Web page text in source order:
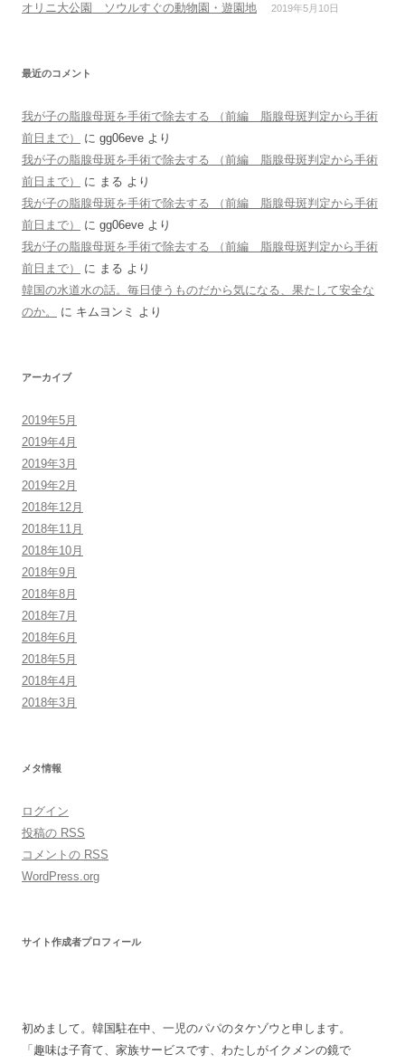
オリニ大公園 ソウルすぐの動物園・遊園地 2019年5月10日
最近のコメント
我が子の脂腺母斑を手術で除去する （前編 脂腺母斑判定から手術
前日まで）
に gg06eve より
我が子の脂腺母斑を手術で除去する （前編 脂腺母斑判定から手術
前日まで）
に まる より
我が子の脂腺母斑を手術で除去する （前編 脂腺母斑判定から手術
前日まで）
に gg06eve より
我が子の脂腺母斑を手術で除去する （前編 脂腺母斑判定から手術
前日まで）
に まる より
韓国の水道水の話。毎日使うものだから気になる、果たして安全な
のか。
に キムヨンミ より
アーカイブ
2019年5月
2019年4月
2019年3月
2019年2月
2018年12月
2018年11月
2018年10月
2018年9月
2018年8月
2018年7月
2018年6月
2018年5月
2018年4月
2018年3月
メタ情報
ログイン
投稿の RSS
コメントの RSS
WordPress.org
サイト作成者プロフィール
初めまして。韓国駐在中、一児のパパのタケゾウと申します。
「趣味は子育て、家族サービスです、わたしがイクメンの鏡で